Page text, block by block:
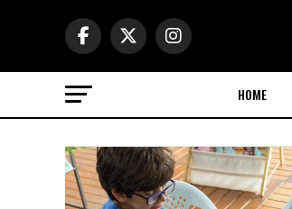
HOME